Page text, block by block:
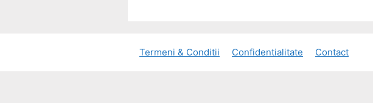
Termeni & Conditii Confidentialitate Contact